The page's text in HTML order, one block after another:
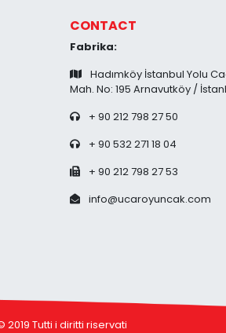
CONTACT
Fabrika:
Hadımköy İstanbul Yolu
Mah. No: 195 Arnavutköy /
+ 90 212 798 27 50
+ 90 532 271 18 04
+ 90 212 798 27 53
info@ucaroyuncak.com
2019 Tutti i diritti riservati